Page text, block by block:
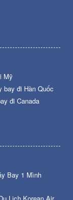
Mỹ
đi Hàn Quốc
đi Canada
Bay 1 Mình